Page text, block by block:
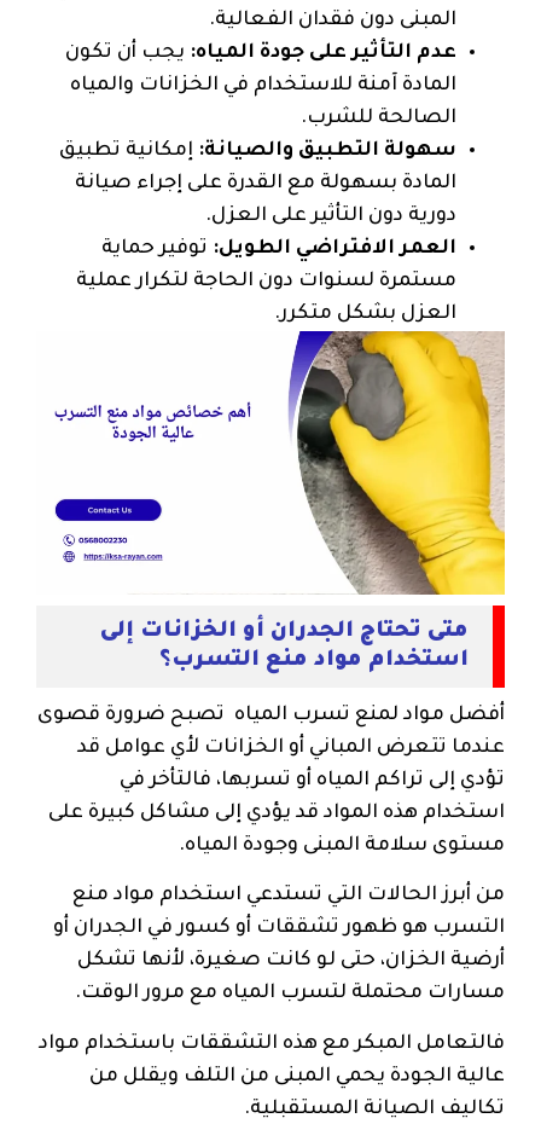
المبنى دون فقدان الفعالية.
عدم التأثير على جودة المياه: يجب أن تكون
المادة آمنة للاستخدام في الخزانات والمياه
الصالحة للشرب.
سهولة التطبيق والصيانة: إمكانية تطبيق
المادة بسهولة مع القدرة على إجراء صيانة
دورية دون التأثير على العزل.
العمر الافتراضي الطويل: توفير حماية
مستمرة لسنوات دون الحاجة لتكرار عملية
العزل بشكل متكرر.
متى تحتاج الجدران أو الخزانات إلى
استخدام مواد منع التسرب؟
أفضل مواد لمنع تسرب المياه تصبح ضرورة قصوى
عندما تتعرض المباني أو الخزانات لأي عوامل قد
تؤدي إلى تراكم المياه أو تسربها، فالتأخر في
استخدام هذه المواد قد يؤدي إلى مشاكل كبيرة على
مستوى سلامة المبنى وجودة المياه.
من أبرز الحالات التي تستدعي استخدام مواد منع
التسرب هو ظهور تشققات أو كسور في الجدران أو
أرضية الخزان، حتى لو كانت صغيرة، لأنها تشكل
مسارات محتملة لتسرب المياه مع مرور الوقت.
فالتعامل المبكر مع هذه التشققات باستخدام مواد
عالية الجودة يحمي المبنى من التلف ويقلل من
تكاليف الصيانة المستقبلية.